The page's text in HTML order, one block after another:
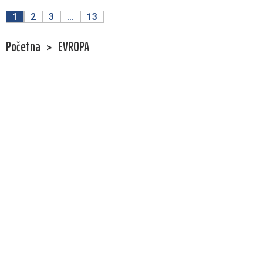
1 2 3 ... 13
Početna > EVROPA